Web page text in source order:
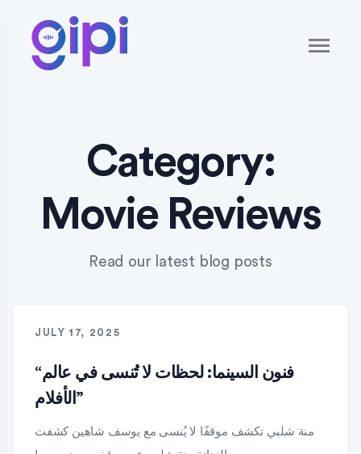
Category:
Movie Reviews
Read our latest blog posts
JULY 17, 2025
“فنون السينما: لحظات لا تُنسى في عالم
الأفلام”
منة شلبي تكشف موقفًا لا يُنسى مع يوسف شاهين كشفت